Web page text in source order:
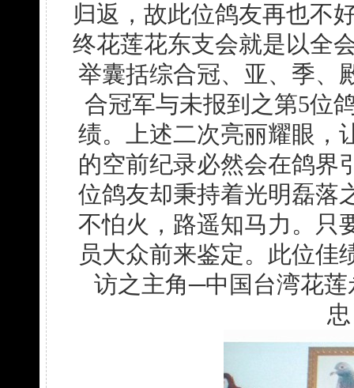
归返，故此位鸽友再也不
终花莲花东支会就是以全
举囊括综合冠、亚、季、
合冠军与未报到之第5位
绩。上述二次亮丽耀眼，
的空前纪录必然会在鸽界
位鸽友却秉持着光明磊落
不怕火，路遥知马力。只
员大众前来鉴定。此位佳
访之主角─中国台湾花